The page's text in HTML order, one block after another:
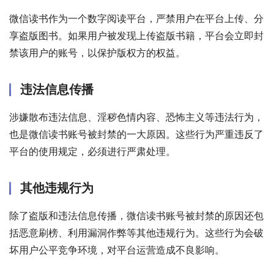
微信读书作为一个数字阅读平台，严禁用户在平台上传、分
享盗版图书。如果用户被发现上传盗版书籍，平台会立即封
禁该用户的账号，以保护版权方的权益。
违法信息传播
涉嫌散布违法信息、淫秽色情内容、恐怖主义等违法行为，
也是微信读书账号被封禁的一大原因。这些行为严重违反了
平台的使用规定，必须进行严肃处理。
其他违规行为
除了盗版和违法信息传播，微信读书账号被封禁的原因还包
括恶意刷榜、利用漏洞作弊等其他违规行为。这些行为会破
坏用户公平竞争环境，对平台运营造成不良影响。